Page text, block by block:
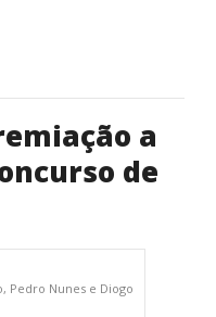
a
de
Pedro Nunes e Diogo